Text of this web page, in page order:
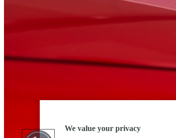
We value your privacy